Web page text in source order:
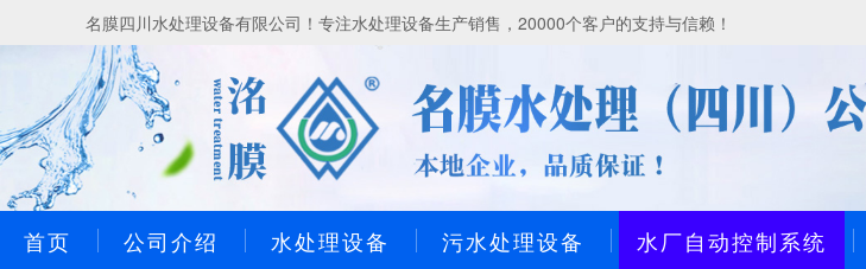
名膜四川水处理设备有限公司！专注水处理设备生产销售，20000个客户的支持与信赖！
首页 公司介绍 水处理设备 污水处理设备 水厂自动控制系统